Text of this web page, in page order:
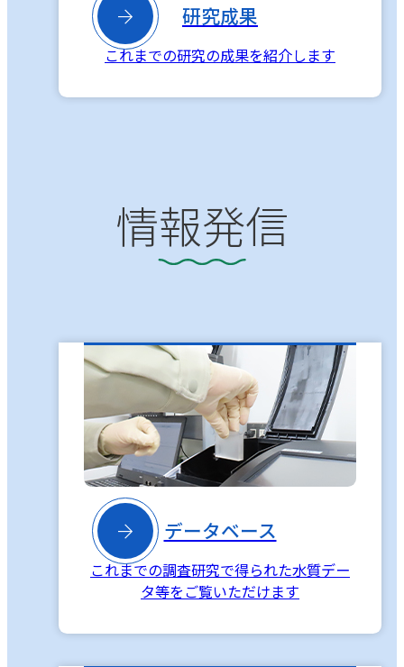
 研究成果
これまでの研究の成果を紹介します
情報発信
 データベース
これまでの調査研究で得られた水質デー
タ等をご覧いただけます